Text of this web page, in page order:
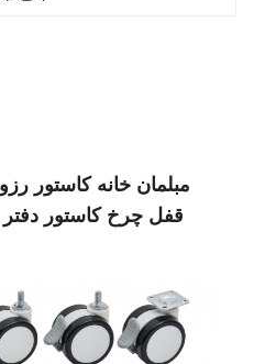
مبلمان خانه کاستور
قفل چرخ کاستور